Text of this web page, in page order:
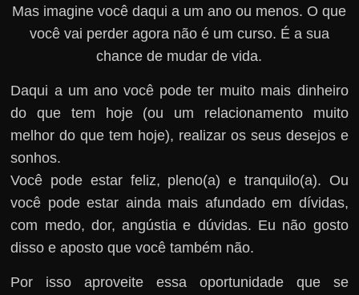
Mas imagine você daqui a um ano ou menos. O que
você vai perder agora não é um curso. É a sua
chance de mudar de vida.
Daqui a um ano você pode ter muito mais dinheiro
do que tem hoje (ou um relacionamento muito
melhor do que tem hoje), realizar os seus desejos e
sonhos.
Você pode estar feliz, pleno(a) e tranquilo(a). Ou
você pode estar ainda mais afundado em dívidas,
com medo, dor, angústia e dúvidas. Eu não gosto
disso e aposto que você também não.
Por isso aproveite essa oportunidade que se